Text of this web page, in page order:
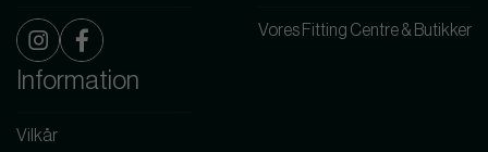
Vores Fitting Centre & Butikker
Information
Vilkår